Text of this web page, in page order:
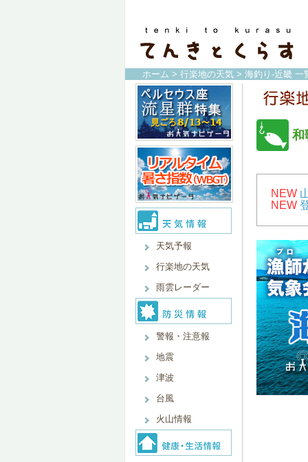
ホーム > 行楽地の天気 > 海釣り-近畿 一
天気予報
行楽地の天気
雨雲レーダー
警報・注意報
地震
津波
台風
火山情報
和
NEW
NEW